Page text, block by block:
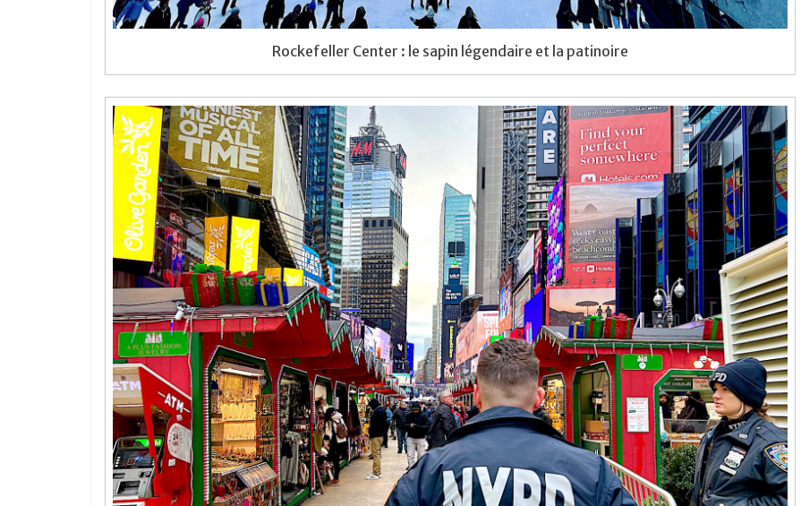
Rockefeller Center : le sapin légendaire et la patinoire